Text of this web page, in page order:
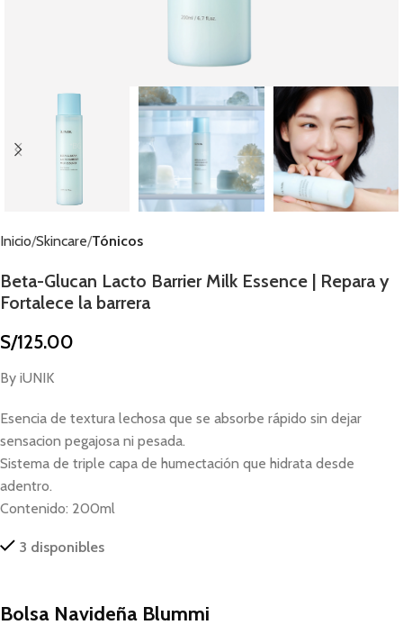
Inicio Skincare Tónicos
Beta-Glucan Lacto Barrier Milk Essence | Repara y
Fortalece la barrera
S/125.00
By iUNIK
Esencia de textura lechosa que se absorbe rápido sin dejar
sensacion pegajosa ni pesada.
Sistema de triple capa de humectación que hidrata desde
adentro.
Contenido: 200ml
3 disponibles
Bolsa Navideña Blummi